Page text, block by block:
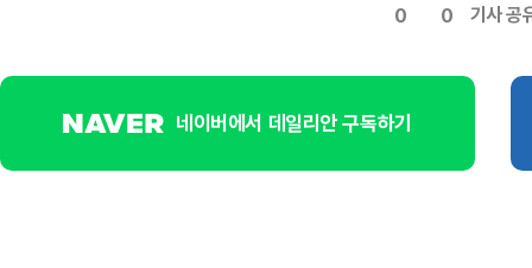
0 0 기사 공
네이버에서 데일리안 구독하기